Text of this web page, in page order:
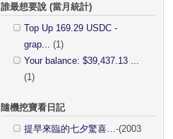
誰最想要說 (當月統計)
Top Up 169.29 USDC -
grap... (1)
Your balance: $39,437.13 ...
(1)
隨機挖寶看日記
提早來臨的七夕驚喜…-(2003